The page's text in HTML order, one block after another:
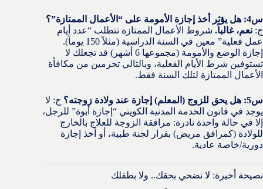
س4: هل يؤثر أخذ إجازة الأمومة على “الأعمال الممتازة”؟
ج: نعم، غالباً. شروط الأعمال الممتازة تتطلب “عدد أيام
عمل فعلية” معين في السنة الدراسية (مثلاً 150 يوماً).
إجازة الوضع والأمومة (مجموعها 6 أشهر) قد تجعلك لا
تستوفين شرط الأيام الفعلية، وبالتالي تحرمين من مكافأة
الأعمال الممتازة لتلك السنة فقط.
س5: هل يحق للزوج (المعلم) إجازة عند ولادة زوجته؟
ج: لا
يوجد في قانون الخدمة المدنية الكويتي “إجازة أبوة” للرجل،
إلا في حالة واحدة نادرة: مرافقة الزوجة للعلاج بالخارج
للولادة (كمرافق مريض) بقرار لجنة طبية، أو أخذ إجازة
دورية/خاصة عادية.
نصيحة أخيرة: لا تضحي بحقك.. ولا بطفلك